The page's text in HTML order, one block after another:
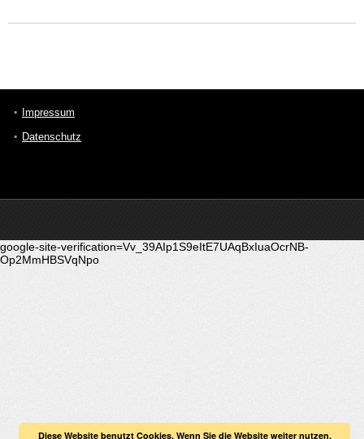
Impressum
Datenschutz
google-site-verification=Vv_39AIp1S9eItE7UAqBxIuaOcrNB-
Op2MmHBSVqNpo
Diese Website benutzt Cookies. Wenn Sie die Website weiter nutzen,